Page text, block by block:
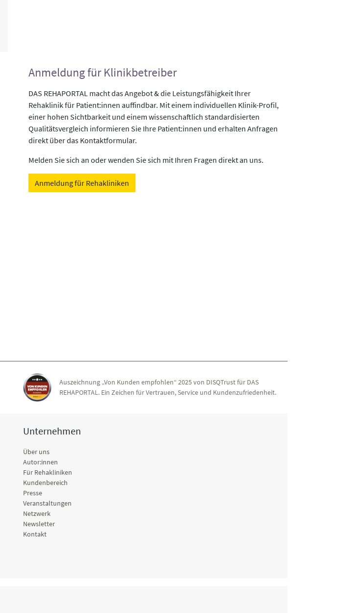
Anmeldung für Klinikbetreiber
DAS REHAPORTAL macht das Angebot & die Leistungsfähigkeit Ihrer
Rehaklinik für Patient:innen auffindbar. Mit einem individuellen Klinik-Profil,
einer hohen Sichtbarkeit und einem wissenschaftlich standardisierten
Qualitätsvergleich informieren Sie Ihre Patient:innen und erhalten Anfragen
direkt über das Kontaktformular.
Melden Sie sich an oder wenden Sie sich mit Ihren Fragen direkt an uns.
Anmeldung für Rehakliniken
Auszeichnung „Von Kunden empfohlen“ 2025 von DISQTrust für DAS
REHAPORTAL. Ein Zeichen für Vertrauen, Service und Kundenzufriedenheit.
Unternehmen
Über uns
Autor:innen
Für Rehakliniken
Kundenbereich
Presse
Veranstaltungen
Netzwerk
Newsletter
Kontakt